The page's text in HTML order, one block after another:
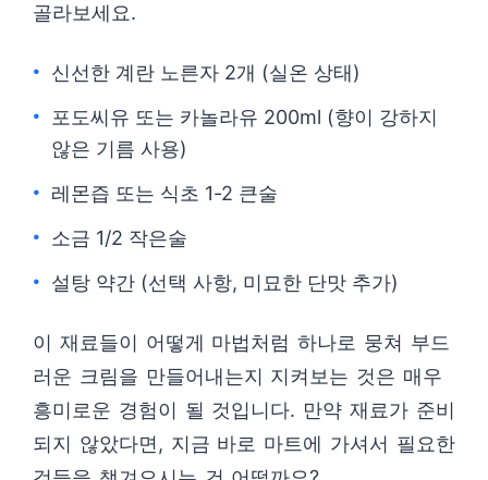
골라보세요.
신선한 계란 노른자 2개 (실온 상태)
포도씨유 또는 카놀라유 200ml (향이 강하지
않은 기름 사용)
레몬즙 또는 식초 1-2 큰술
소금 1/2 작은술
설탕 약간 (선택 사항, 미묘한 단맛 추가)
이 재료들이 어떻게 마법처럼 하나로 뭉쳐 부드
러운 크림을 만들어내는지 지켜보는 것은 매우
흥미로운 경험이 될 것입니다. 만약 재료가 준비
되지 않았다면, 지금 바로 마트에 가셔서 필요한